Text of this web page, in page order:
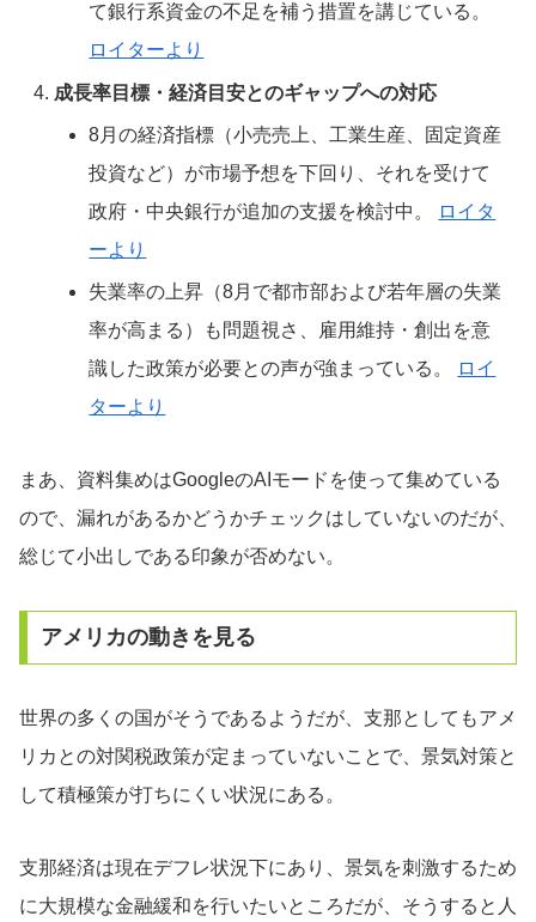
て銀行系資金の不足を補う措置を講じている。
ロイターより
成長率目標・経済目安とのギャップへの対応
8月の経済指標（小売売上、工業生産、固定資産
投資など）が市場予想を下回り、それを受けて
政府・中央銀行が追加の支援を検討中。
ロイタ
ーより
失業率の上昇（8月で都市部および若年層の失業
率が高まる）も問題視さ、雇用維持・創出を意
識した政策が必要との声が強まっている。
ロイ
ターより
まあ、資料集めはGoogleのAIモードを使って集めている
ので、漏れがあるかどうかチェックはしていないのだが、
総じて小出しである印象が否めない。
アメリカの動きを見る
世界の多くの国がそうであるようだが、支那としてもアメ
リカとの対関税政策が定まっていないことで、景気対策と
して積極策が打ちにくい状況にある。
支那経済は現在デフレ状況下にあり、景気を刺激するため
に大規模な金融緩和を行いたいところだが、そうすると人